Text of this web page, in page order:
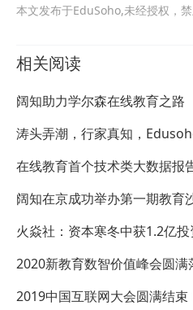
本文发布于EduSoho,未经授权，
相关阅读
阔知助力学尔森在线教育之路
涛头弄潮，行家真知，
在线教育首个技术类大数据报
阔知在京成功举办第一期教育
火焱社：资本寒冬中获1.2亿
2020新教育数智价值峰会圆
2019中国互联网大会圆满结